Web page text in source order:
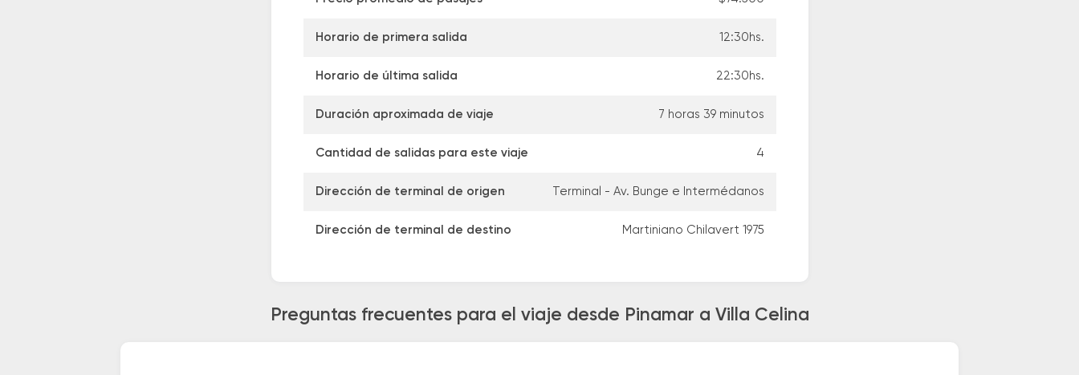
Horario de primera salida 12:30hs.
Horario de última salida 22:30hs.
Duración aproximada de viaje 7 horas 39 minutos
Cantidad de salidas para este viaje 4
Dirección de terminal de origen Terminal - Av. Bunge e Intermédanos
Dirección de terminal de destino Martiniano Chilavert 1975
Preguntas frecuentes para el viaje desde Pinamar a Villa Celina